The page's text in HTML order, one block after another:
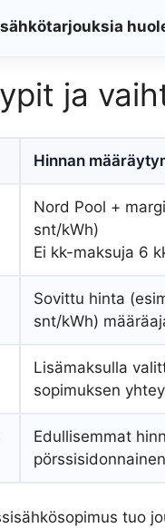
ja
Hinnan
Nord Pool +
snt/kWh)
Ei kk-maksuja 6
Sovittu hinta
snt/kWh)
Lisämaksulla
sopimuksen
Edullisemmat
pörssisidonnainen
tuo